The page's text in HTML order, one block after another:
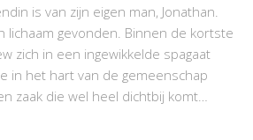
is van zijn eigen man, Jonathan.
lichaam gevonden. Binnen de kortste
zich in een ingewikkelde spagaat
in het hart van de gemeenschap
zaak die wel heel dichtbij komt…